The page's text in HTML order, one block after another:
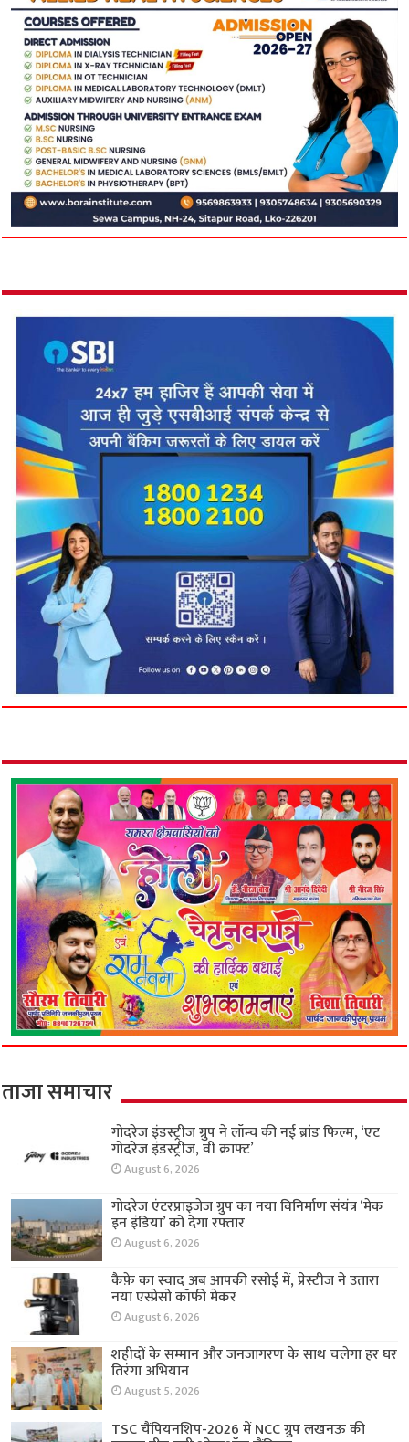
ताजा समाचार
गोदरेज इंडस्ट्रीज ग्रुप ने लॉन्च की नई ब्रांड फिल्म, ‘एट
गोदरेज इंडस्ट्रीज, वी क्राफ्ट’
August 6, 2026
गोदरेज एंटरप्राइजेज ग्रुप का नया विनिर्माण संयंत्र ‘मेक
इन इंडिया’ को देगा रफ्तार
August 6, 2026
कैफ़े का स्वाद अब आपकी रसोई में, प्रेस्टीज ने उतारा
नया एस्प्रेसो कॉफी मेकर
August 6, 2026
शहीदों के सम्मान और जनजागरण के साथ चलेगा हर घर
तिरंगा अभियान
August 5, 2026
TSC चैंपियनशिप-2026 में NCC ग्रुप लखनऊ की